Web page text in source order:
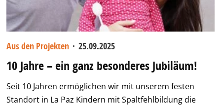
Aus den Projekten · 25.09.2025
10 Jahre – ein ganz besonderes Jubiläum!
Seit 10 Jahren ermöglichen wir mit unserem festen
Standort in La Paz Kindern mit Spaltfehlbildung die